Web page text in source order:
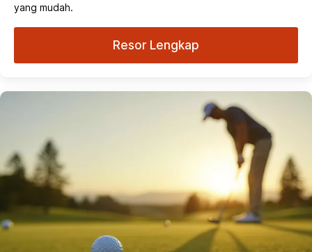
yang mudah.
Resor Lengkap